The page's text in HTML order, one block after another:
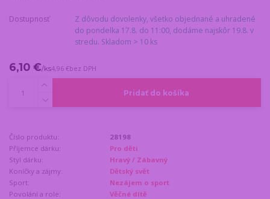
Dostupnosť
Z dôvodu dovolenky, všetko objednané a uhradené
do pondelka 17.8. do 11:00, dodáme najskôr 19.8. v
stredu. Skladom > 10 ks
6,10 €/ks4,96 €bez DPH
Pridať do košíka
Číslo produktu:
28198
Příjemce dárku:
Pro děti
Styl dárku:
Hravý / Zábavný
Koníčky a zájmy:
Dětský svět
Sport:
Nezájem o sport
Povolání a role:
Věčné dítě